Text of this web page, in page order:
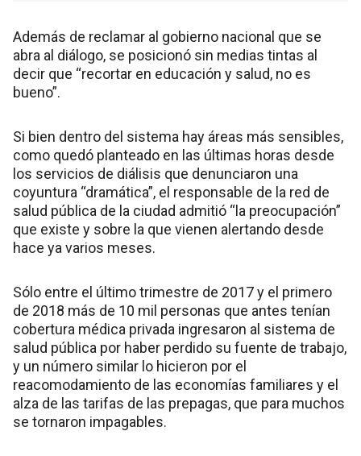
Además de reclamar al gobierno nacional que se
abra al diálogo, se posicionó sin medias tintas al
decir que “recortar en educación y salud, no es
bueno”.
Si bien dentro del sistema hay áreas más sensibles,
como quedó planteado en las últimas horas desde
los servicios de diálisis que denunciaron una
coyuntura “dramática”, el responsable de la red de
salud pública de la ciudad admitió “la preocupación”
que existe y sobre la que vienen alertando desde
hace ya varios meses.
Sólo entre el último trimestre de 2017 y el primero
de 2018 más de 10 mil personas que antes tenían
cobertura médica privada ingresaron al sistema de
salud pública por haber perdido su fuente de trabajo,
y un número similar lo hicieron por el
reacomodamiento de las economías familiares y el
alza de las tarifas de las prepagas, que para muchos
se tornaron impagables.